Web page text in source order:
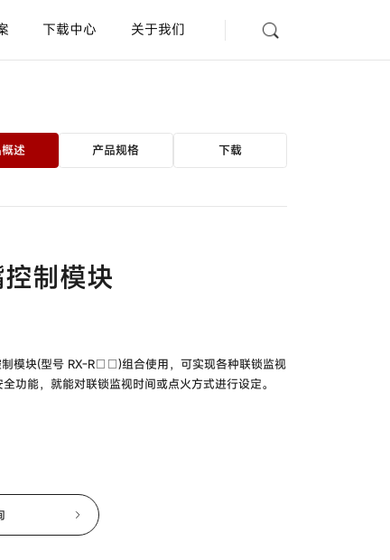
型号 HPX-EG□□
距离设定型光电开关
放大器内置沟槽型光电开关
型号 HPV-S□□ /HPV-
下载中心 关于我们
述 产品规格 下载
制模块
模块(型号 RX-R□□)组合使用，可实现各种联锁监视
功能，就能对联锁监视时间或点火方式进行设定。